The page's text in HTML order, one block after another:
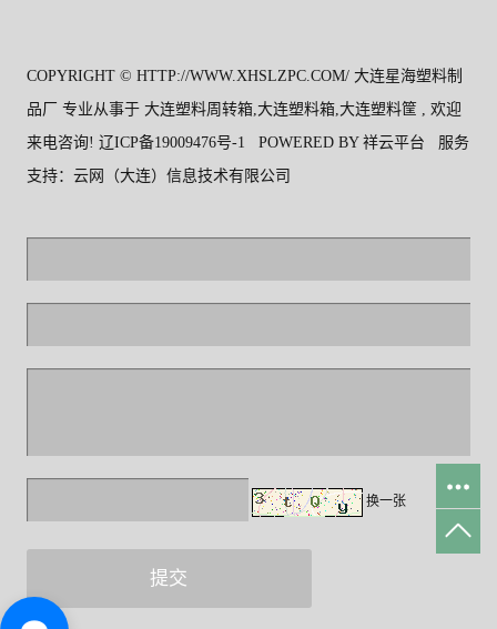
COPYRIGHT © HTTP://WWW.XHSLZPC.COM/ 大连星海塑料制
品厂 专业从事于 大连塑料周转箱,大连塑料箱,大连塑料筐 , 欢迎
来电咨询! 辽ICP备19009476号-1 POWERED BY 祥云平台
服务
支持： 云网（大连）信息技术有限公司
换一张